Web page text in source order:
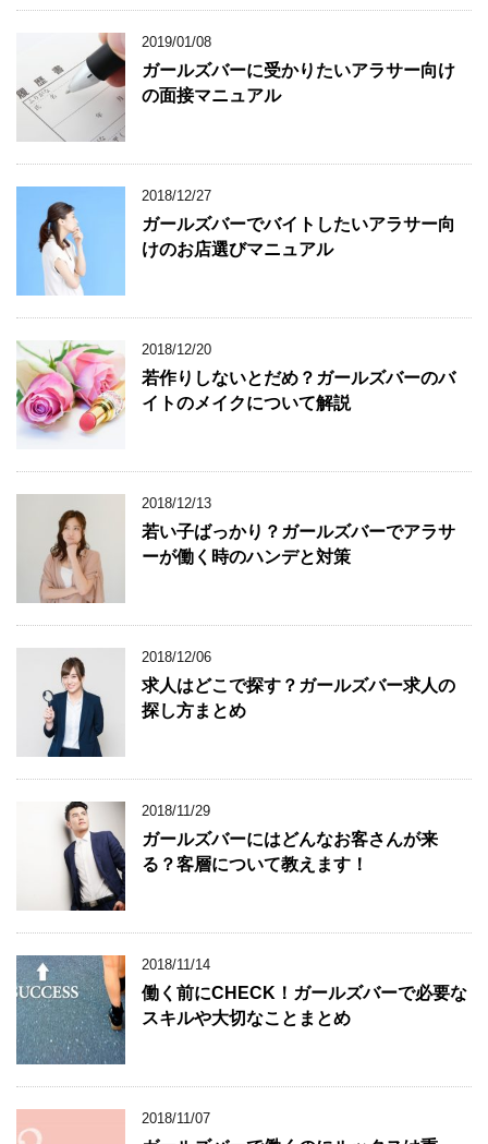
2019/01/08
ガールズバーに受かりたいアラサー向け
の面接マニュアル
2018/12/27
ガールズバーでバイトしたいアラサー向
けのお店選びマニュアル
2018/12/20
若作りしないとだめ？ガールズバーのバ
イトのメイクについて解説
2018/12/13
若い子ばっかり？ガールズバーでアラサ
ーが働く時のハンデと対策
2018/12/06
求人はどこで探す？ガールズバー求人の
探し方まとめ
2018/11/29
ガールズバーにはどんなお客さんが来
る？客層について教えます！
2018/11/14
働く前にCHECK！ガールズバーで必要な
スキルや大切なことまとめ
2018/11/07